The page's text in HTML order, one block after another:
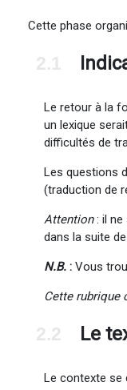
Cette phase
2.1
Le retour à la
un lexique
difficultés de
Les questions
(traduction de
Attention: il
dans la suite
N.B. : Vous
Cette rubrique
2.2 Le
Le contexte se